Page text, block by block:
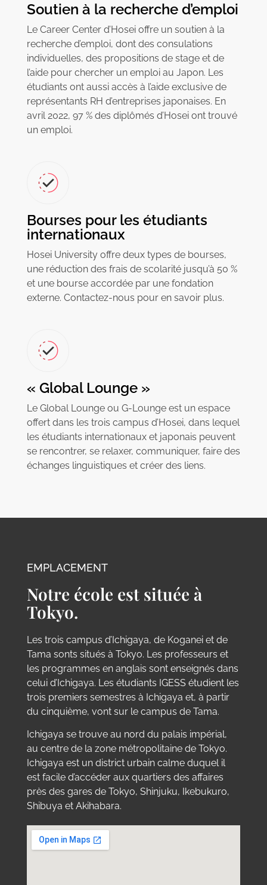
Soutien à la recherche d’emploi
Le Career Center d’Hosei offre un soutien à la
recherche d’emploi, dont des consulations
individuelles, des propositions de stage et de
l’aide pour chercher un emploi au Japon. Les
étudiants ont aussi accès à l’aide exclusive de
représentants RH d’entreprises japonaises. En
avril 2022, 97 % des diplômés d’Hosei ont trouvé
un emploi.
Bourses pour les étudiants
internationaux
Hosei University offre deux types de bourses,
une réduction des frais de scolarité jusqu’à 50 %
et une bourse accordée par une fondation
externe. Contactez-nous pour en savoir plus.
« Global Lounge »
Le Global Lounge ou G-Lounge est un espace
offert dans les trois campus d’Hosei, dans lequel
les étudiants internationaux et japonais peuvent
se rencontrer, se relaxer, communiquer, faire des
échanges linguistiques et créer des liens.
EMPLACEMENT
Notre école est située à
Tokyo.
Les trois campus d’Ichigaya, de Koganei et de
Tama sonts situés à Tokyo. Les professeurs et
les programmes en anglais sont enseignés dans
celui d’Ichigaya. Les étudiants IGESS étudient les
trois premiers semestres à Ichigaya et, à partir
du cinquième, vont sur le campus de Tama.
Ichigaya se trouve au nord du palais impérial,
au centre de la zone métropolitaine de Tokyo.
Ichigaya est un district urbain calme duquel il
est facile d’accéder aux quartiers des affaires
près des gares de Tokyo, Shinjuku, Ikebukuro,
Shibuya et Akihabara.